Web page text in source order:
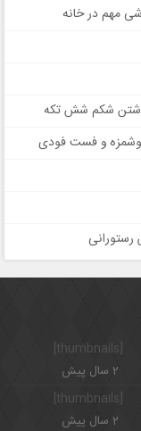
و فست فودی
2 سال پیش
[thumbnails]
2 سال پیش